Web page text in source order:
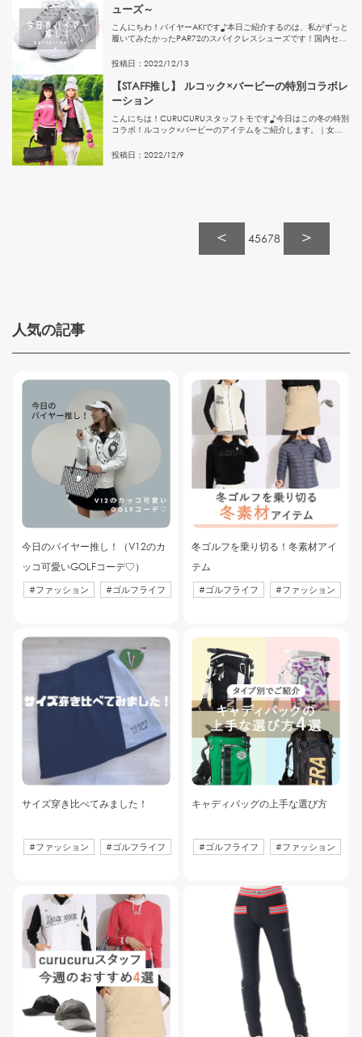
ューズ～
こんにちわ！バイヤーAKIです♪本日ご紹介するのは、私がずっと
履いてみたかったPAR72のスパイクレスシューズです！国内セレ
実際ラウンドしてきました♪愛用している方から軽くて履きや...
投稿日： 2022/12/13
【STAFF推し】 ルコック×バービーの特別コラボレ
ーション
こんにちは！CURUCURUスタッフトモです♪今日はこの冬の特別
コラボ！ルコック×バービーのアイテムをご紹介します。｜女子
遊び心のある生き方をサポートしているルコックがこの冬、...
投稿日： 2022/12/9
＜ 45678 ＞
人気の記事
今日のバイヤー推し！（V12のカ
ッコ可愛いGOLFコーデ♡）
#ファッション #ゴルフライフ
冬ゴルフを乗り切る！冬素材アイ
テム
#ゴルフライフ #ファッション
サイズ穿き比べてみました！
#ファッション #ゴルフライフ
キャディバッグの上手な選び方
#ゴルフライフ #ファッション